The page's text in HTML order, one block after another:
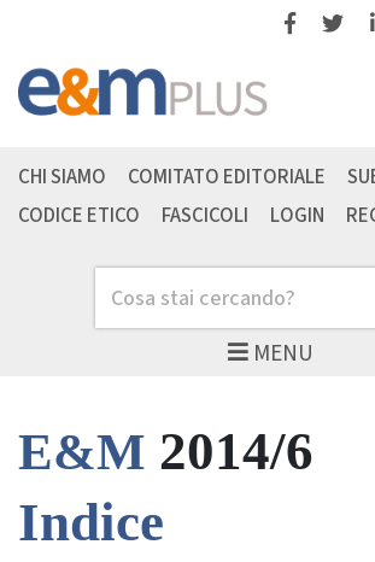
Facebook
MENU
Cerca
CHI SIAMO COMITATO EDITORIALE
CODICE ETICO
FASCICOLI LOGIN
E&M 2014/6
Indice